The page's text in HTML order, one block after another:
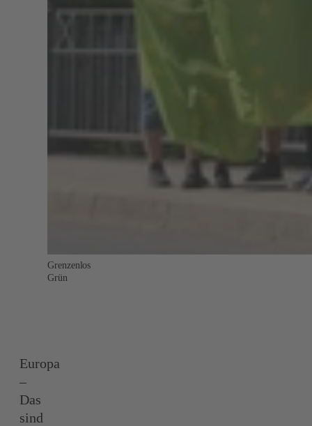
Grenzenlos
Grün
Europa
–
Das
sind